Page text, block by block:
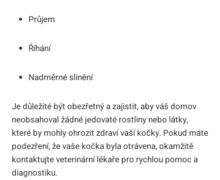
Průjem
Říhání
Nadměrné slinění
Je důležité být obezřetný a zajistit, aby váš domov
neobsahoval žádné jedovaté rostliny nebo látky,
které by mohly ohrozit zdraví vaší kočky. Pokud máte
podezření, že vaše kočka byla otrávena, okamžitě
kontaktujte veterinární lékaře pro rychlou pomoc a
diagnostiku.